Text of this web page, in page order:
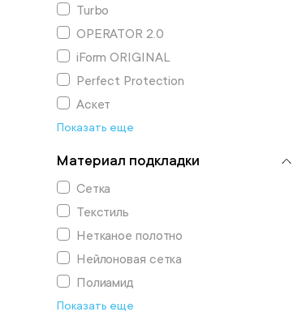
Turbo
OPERATOR 2.0
iForm ORIGINAL
Perfect Protection
Аскет
Показать еще
Материал подкладки
Сетка
Текстиль
Нетканое полотно
Нейлоновая сетка
Полиамид
Показать еще